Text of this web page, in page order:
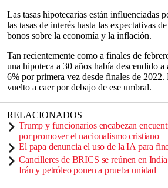
Las tasas hipotecarias están influenciadas
las tasas de interés hasta las expectativas
bonos sobre la economía y la inflación.
Tan recientemente como a finales de
una hipoteca a 30 años había descendido a
6% por primera vez desde finales de 2022.
vuelto a caer por debajo de ese umbral.
RELACIONADOS
Trump y funcionarios encabezan
por promover el nacionalismo cristiano
El papa denuncia el uso de la IA para
Cancilleres de BRICS se reúnen en
Irán y petróleo ponen a prueba unidad